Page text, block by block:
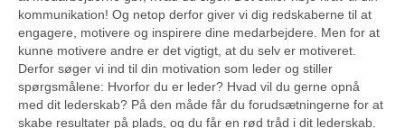
kommunikation! Og netop derfor giver vi dig redskaberne til at
engagere, motivere og inspirere dine medarbejdere. Men for at
kunne motivere andre er det vigtigt, at du selv er motiveret.
Derfor søger vi ind til din motivation som leder og stiller
spørgsmålene: Hvorfor du er leder? Hvad vil du gerne opnå
med dit lederskab? På den måde får du forudsætningerne for at
skabe resultater på plads, og du får en rød tråd i dit lederskab.